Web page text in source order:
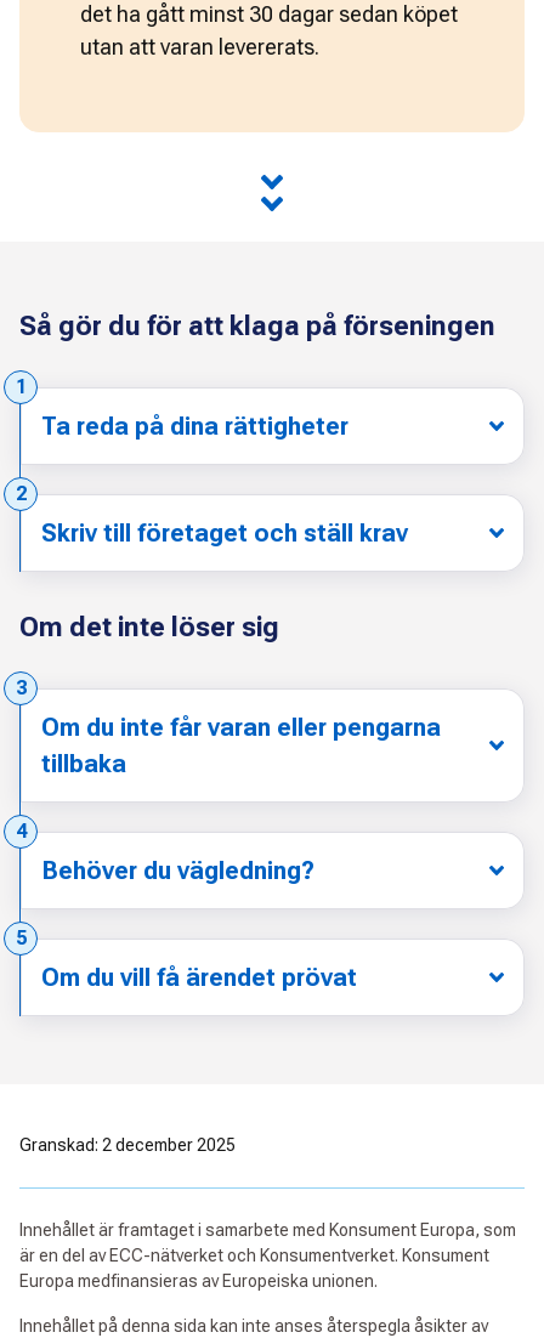
det ha gått minst 30 dagar sedan köpet
utan att varan levererats.
Så gör du för att klaga på förseningen
Steg:
1
Ta reda på dina rättigheter
Steg:
2
Skriv till företaget och ställ krav
Om det inte löser sig
Steg:
3
Om du inte får varan eller pengarna
tillbaka
Steg:
4
Behöver du vägledning?
Steg:
5
Om du vill få ärendet prövat
Granskad: 2 december 2025
Innehållet är framtaget i samarbete med Konsument Europa, som
är en del av ECC-nätverket och Konsumentverket. Konsument
Europa medfinansieras av Europeiska unionen.
Innehållet på denna sida kan inte anses återspegla åsikter av